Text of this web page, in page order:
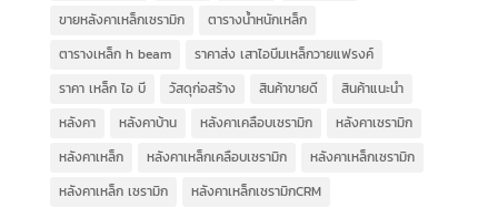
ขายหลังคาเหล็กเซรามิก
ตารางน้ำหนักเหล็ก
ตารางเหล็ก h beam
ราคาส่ง เสาไอบีมเหล็กวายแฟรงค์
ราคา เหล็ก ไอ บี
วัสดุก่อสร้าง สินค้าขายดี
สินค้าแนะนำ
หลังคา
หลังคาบ้าน หลังคาเคลือบเซรามิก
หลังคาเซรามิก
หลังคาเหล็ก
หลังคาเหล็กเคลือบเซรามิก
หลังคาเหล็กเซรามิก
หลังคาเหล็ก เซรามิก
หลังคาเหล็กเซรามิกCRM